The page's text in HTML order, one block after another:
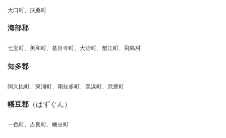
大口町、扶桑町
海部郡
七宝町、美和町、甚目寺町、大治町、蟹江町、飛島村
知多郡
阿久比町、東浦町、南知多町、美浜町、武豊町
幡豆郡 （はずぐん）
一色町、吉良町、幡豆町